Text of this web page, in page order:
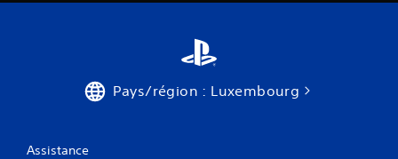
Pays/région : Luxembourg
Assistance